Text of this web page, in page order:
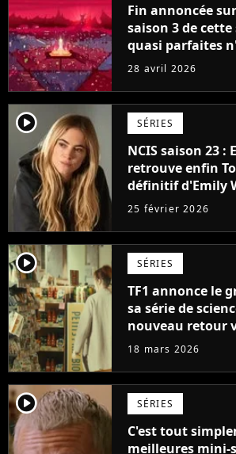
Fin annoncée
saison 3 de
quasi parfaites
encore été
28 avril 2026
player2 SÉRIES
NCIS saison 23 :
retrouve enfin
définitif d'Emily
dans la série ?
25 février 2026
player2 SÉRIES
TF1 annonce le
sa série de
nouveau retour
18 mars 2026
player2 SÉRIES
C'est tout
meilleures mini-